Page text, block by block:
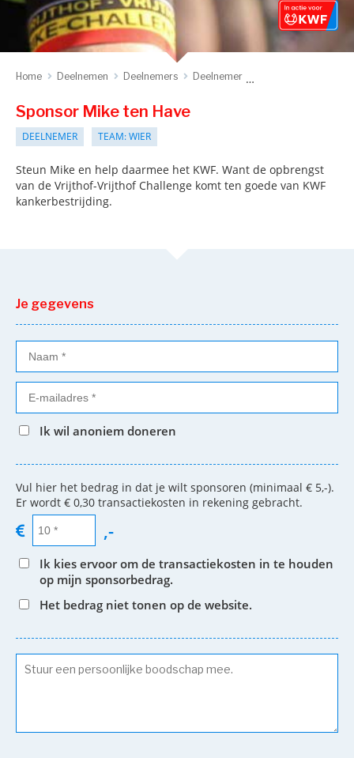
Home Deelnemen Deelnemers Deelnemer
Sponsor Mike ten Have
DEELNEMER TEAM: WIER
Steun Mike en help daarmee het KWF. Want de opbrengst
van de Vrijthof-Vrijthof Challenge komt ten goede van KWF
kankerbestrijding.
Je gegevens
Ik wil anoniem doneren
Vul hier het bedrag in dat je wilt sponsoren (minimaal € 5,-).
Er wordt € 0,30 transactiekosten in rekening gebracht.
,-
Ik kies ervoor om de transactiekosten in te houden
op mijn sponsorbedrag.
Het bedrag niet tonen op de website.